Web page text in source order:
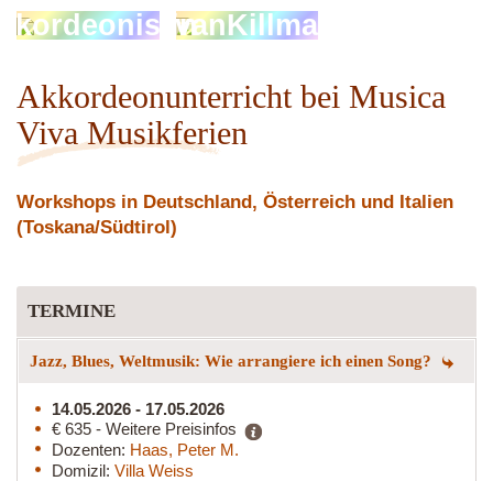
vanKillma
Akkordeonunterricht bei Musica
Viva Musikferien
Workshops in Deutschland, Österreich und Italien
(Toskana/Südtirol)
TERMINE
Jazz, Blues, Weltmusik: Wie arrangiere ich einen Song?
14.05.2026 - 17.05.2026
€ 635 - Weitere Preisinfos
Dozenten: Haas, Peter M.
Domizil: Villa Weiss